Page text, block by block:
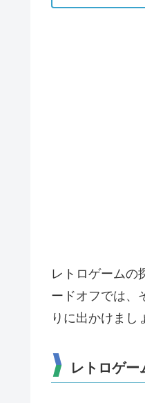
レトロゲームの
ードオフでは、
りに出かけまし
レトロゲー